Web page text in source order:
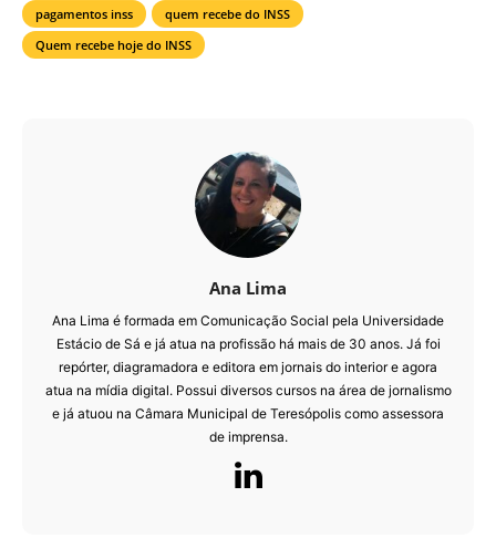
pagamentos inss
quem recebe do INSS
Quem recebe hoje do INSS
Ana Lima
Ana Lima é formada em Comunicação Social pela Universidade
Estácio de Sá e já atua na profissão há mais de 30 anos. Já foi
repórter, diagramadora e editora em jornais do interior e agora
atua na mídia digital. Possui diversos cursos na área de jornalismo
e já atuou na Câmara Municipal de Teresópolis como assessora
de imprensa.